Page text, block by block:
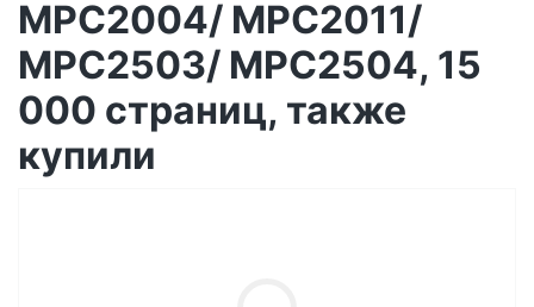
MPC2004/ MPC2011/
MPC2503/ MPC2504, 15
000 страниц, также
купили